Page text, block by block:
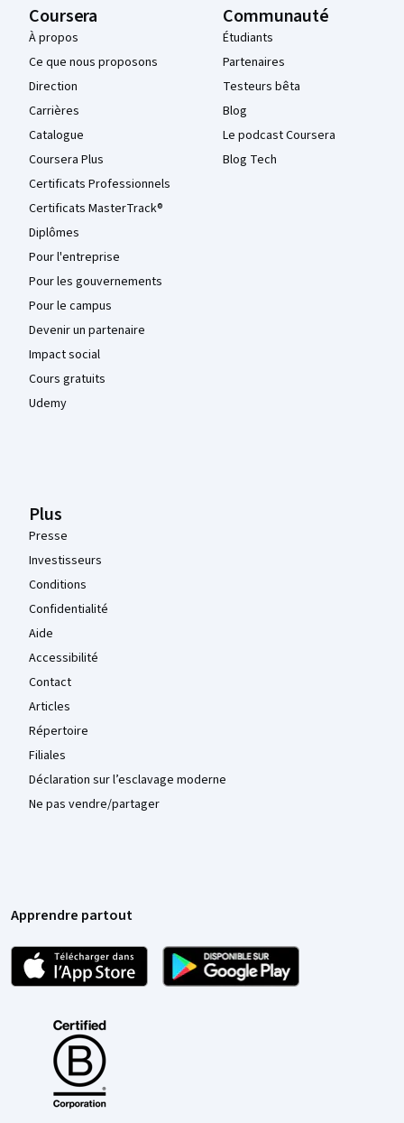
Coursera
À propos
Ce que nous proposons
Direction
Carrières
Catalogue
Coursera Plus
Certificats Professionnels
Certificats MasterTrack®
Diplômes
Pour l'entreprise
Pour les gouvernements
Pour le campus
Devenir un partenaire
Impact social
Cours gratuits
Udemy
Communauté
Étudiants
Partenaires
Testeurs bêta
Blog
Le podcast Coursera
Blog Tech
Plus
Presse
Investisseurs
Conditions
Confidentialité
Aide
Accessibilité
Contact
Articles
Répertoire
Filiales
Déclaration sur l’esclavage moderne
Ne pas vendre/partager
Apprendre partout